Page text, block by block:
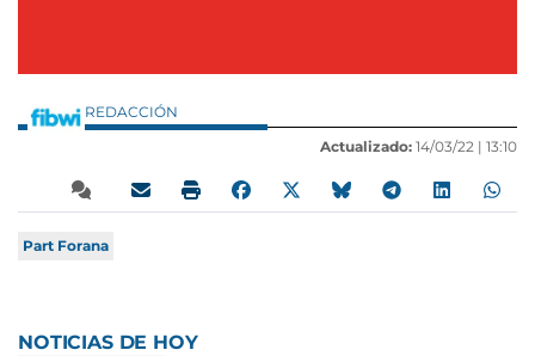
REDACCIÓN
Actualizado: 14/03/22 | 13:10
Part Forana
NOTICIAS DE HOY